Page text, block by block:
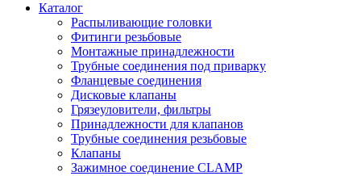
Каталог
Распыливающие головки
Фитинги резьбовые
Монтажные принадлежности
Трубные соединения под приварку
Фланцевые соединения
Дисковые клапаны
Грязеуловители, фильтры
Принадлежности для клапанов
Трубные соединения резьбовые
Клапаны
Зажимное соединение CLAMP